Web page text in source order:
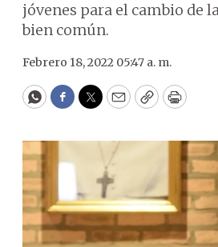
jóvenes para el cambio de
bien común.
Febrero 18, 2022 05:47 a. m.
WhatsApp
Facebook
Twitter
EmailCopyPrint